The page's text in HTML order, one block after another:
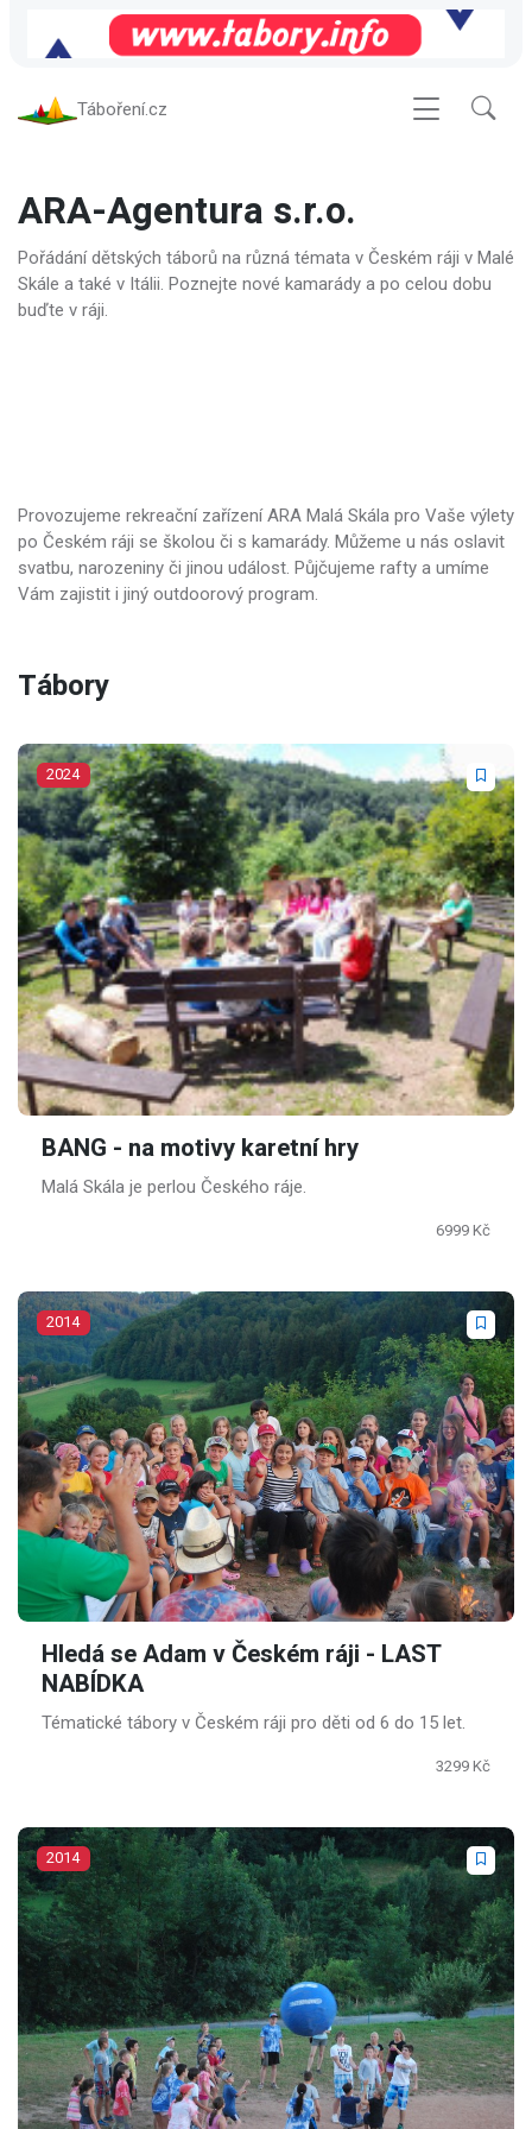
Táboření.cz
ARA-Agentura s.r.o.
Pořádání dětských táborů na různá témata v Českém ráji v Malé
Skále a také v Itálii. Poznejte nové kamarády a po celou dobu
buďte v ráji.
Provozujeme rekreační zařízení ARA Malá Skála pro Vaše výlety
po Českém ráji se školou či s kamarády. Můžeme u nás oslavit
svatbu, narozeniny či jinou událost. Půjčujeme rafty a umíme
Vám zajistit i jiný outdoorový program.
Tábory
2024
BANG - na motivy karetní hry
Malá Skála je perlou Českého ráje.
6999 Kč
2014
Hledá se Adam v Českém ráji - LAST
NABÍDKA
Tématické tábory v Českém ráji pro děti od 6 do 15 let.
3299 Kč
2014